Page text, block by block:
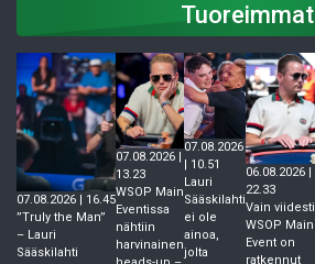
Tuoreimmat
07.08.2026 | 16.45
”Truly the Man”
– Lauri
Sääskilahti
07.08.2026 |
13.23
WSOP Main
Eventissa
nähtiin
harvinainen
07.08.2026
| 10.51
Lauri
Sääskilahti
ei ole
ainoa,
jolta
06.08.2026 |
22.33
Vain viidesti
WSOP Main
Event on
ratkennut